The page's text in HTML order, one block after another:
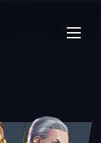
Menu